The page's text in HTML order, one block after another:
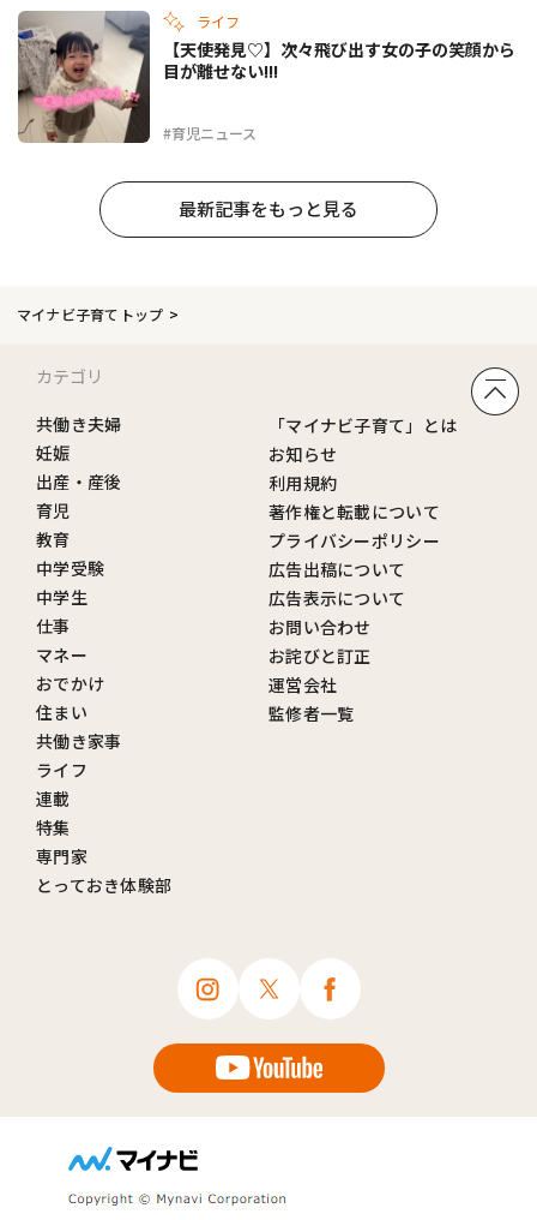
ライフ
#育児ニュース
【天使発見♡】次々飛び出す女の子の笑顔から
目が離せない!!!
最新記事をもっと見る
マイナビ子育てトップ
カテゴリ
共働き夫婦
妊娠
出産・産後
育児
教育
中学受験
中学生
仕事
マネー
おでかけ
住まい
共働き家事
ライフ
連載
特集
専門家
とっておき体験部
「マイナビ子育て」とは
お知らせ
利用規約
著作権と転載について
プライバシーポリシー
広告出稿について
広告表示について
お問い合わせ
お詫びと訂正
運営会社
監修者一覧